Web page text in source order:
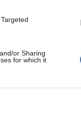
or Sharing
for which it